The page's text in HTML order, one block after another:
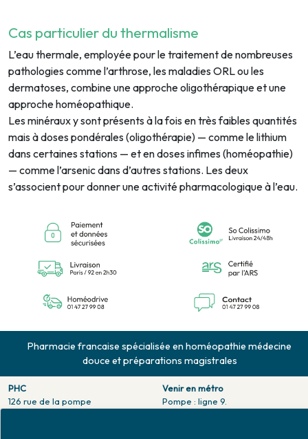
Cas particulier du thermalisme
L’eau thermale, employée pour le traitement de nombreuses
pathologies comme l’arthrose, les maladies ORL ou les
dermatoses, combine une approche oligothérapique et une
approche homéopathique.
Les minéraux y sont présents à la fois en très faibles quantités
mais à doses pondérales (oligothérapie) — comme le lithium
dans certaines stations — et en doses infimes (homéopathie)
— comme l’arsenic dans d’autres stations. Les deux
s’associent pour donner une activité pharmacologique à l’eau.
Pharmacie francaise spécialisée en homéopathie médecine
douce et préparations magistrales
PHC
126 rue de la pompe
Venir en métro
Pompe : ligne 9.